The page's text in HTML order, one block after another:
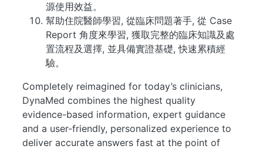
源使用效益。
幫助住院醫師學習, 從臨床問題著手, 從 Case
Report 角度來學習, 獲取完整的臨床知識及處
置流程及選擇, 並具備實證基礎, 快速累積經
驗。
Completely reimagined for today’s clinicians,
DynaMed combines the highest quality
evidence-based information, expert guidance
and a user-friendly, personalized experience to
deliver accurate answers fast at the point of